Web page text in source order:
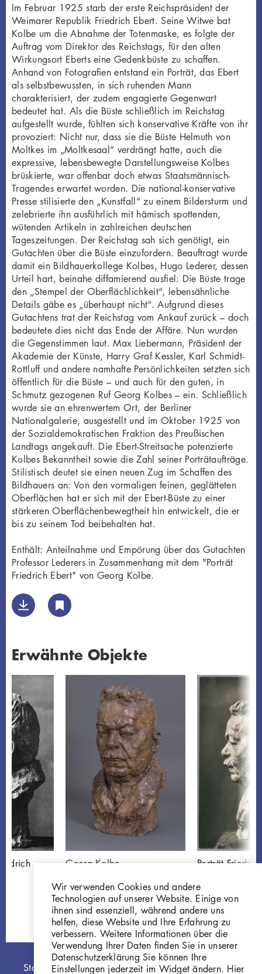
Im Februar 1925 starb der erste Reichspräsident der
Weimarer Republik Friedrich Ebert. Seine Witwe bat
Kolbe um die Abnahme der Totenmaske, es folgte der
Auftrag vom Direktor des Reichstags, für den alten
Wirkungsort Eberts eine Gedenkbüste zu schaffen.
Anhand von Fotografien entstand ein Porträt, das Ebert
als selbstbewussten, in sich ruhenden Mann
charakterisiert, der zudem engagierte Gegenwart
bedeutet hat. Als die Büste schließlich im Reichstag
aufgestellt wurde, fühlten sich konservative Kräfte von ihr
provoziert: Nicht nur, dass sie die Büste Helmuth von
Moltkes im „Moltkesaal“ verdrängt hatte, auch die
expressive, lebensbewegte Darstellungsweise Kolbes
brüskierte, war offenbar doch etwas Staatsmännisch-
Tragendes erwartet worden. Die national-konservative
Presse stilisierte den „Kunstfall“ zu einem Bildersturm und
zelebrierte ihn ausführlich mit hämisch spottenden,
wütenden Artikeln in zahlreichen deutschen
Tageszeitungen. Der Reichstag sah sich genötigt, ein
Gutachten über die Büste einzufordern. Beauftragt wurde
damit ein Bildhauerkollege Kolbes, Hugo Lederer, dessen
Urteil hart, beinahe diffamierend ausfiel: Die Büste trage
den „Stempel der Oberflächlichkeit“, lebensähnliche
Details gäbe es „überhaupt nicht“. Aufgrund dieses
Gutachtens trat der Reichstag vom Ankauf zurück – doch
bedeutete dies nicht das Ende der Affäre. Nun wurden
die Gegenstimmen laut. Max Liebermann, Präsident der
Akademie der Künste, Harry Graf Kessler, Karl Schmidt-
Rottluff und andere namhafte Persönlichkeiten setzten sich
öffentlich für die Büste – und auch für den guten, in
Schmutz gezogenen Ruf Georg Kolbes – ein. Schließlich
wurde sie an ehrenwertem Ort, der Berliner
Nationalgalerie, ausgestellt und im Oktober 1925 von
der Sozialdemokratischen Fraktion des Preußischen
Landtags angekauft. Die Ebert-Streitsache potenzierte
Kolbes Bekanntheit sowie die Zahl seiner Porträtaufträge.
Stilistisch deutet sie einen neuen Zug im Schaffen des
Bildhauers an: Von den vormaligen feinen, geglätteten
Oberflächen hat er sich mit der Ebert-Büste zu einer
stärkeren Oberflächenbewegtheit hin entwickelt, die er
bis zu seinem Tod beibehalten hat.
Enthält: Anteilnahme und Empörung über das Gutachten
Professor Lederers in Zusammenhang mit dem "Porträt
Friedrich Ebert" von Georg Kolbe.
Erwähnte Objekte
Georg Kolbe
Gi281
Porträt
GKFo-
Hauptnavigation
Startseite
Wir verwenden Cookies und andere
Technologien auf unserer Website. Einige von
ihnen sind essenziell, während andere uns
helfen, diese Website und Ihre Erfahrung zu
verbessern. Weitere Informationen über die
Verwendung Ihrer Daten finden Sie in unserer
Datenschutzerklärung Sie können Ihre
Einstellungen jederzeit im Widget ändern. Hier